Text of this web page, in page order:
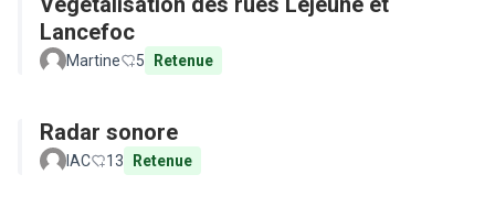
Lancefoc
Martine 5 Retenue
Radar sonore
IAC 13 Retenue